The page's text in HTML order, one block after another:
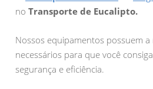
no Transporte de Eucalipto.
Nossos equipamentos possuem a
necessários para que você
segurança e eficiência.